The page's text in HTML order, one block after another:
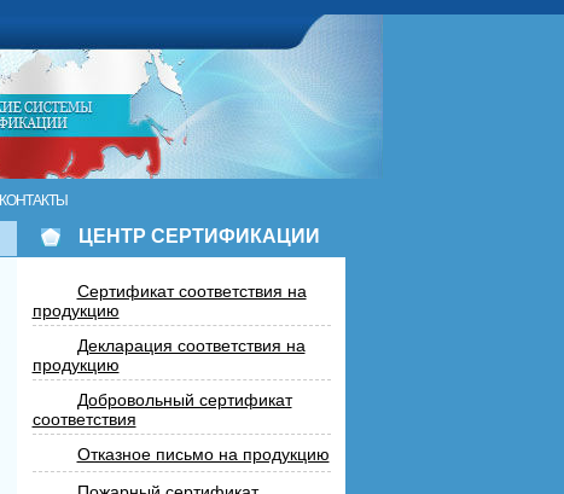
КОНТАКТЫ
ЦЕНТР СЕРТИФИКАЦИИ
Сертификат соответствия на
продукцию
Декларация соответствия на
продукцию
Добровольный сертификат
соответствия
Отказное письмо на продукцию